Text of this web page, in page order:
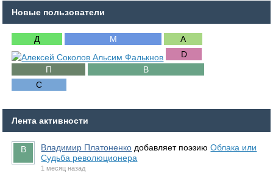
Новые пользователи
Лента активности
Владимир Платоненко добавляет поэзиюОблака или
Судьба революционера
1 месяц назад